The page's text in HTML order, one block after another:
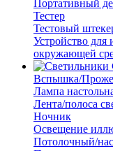
Портативный
Тестер
Тестовый
Устройство для
окружающей
Вспышка/
Лампа
Лента/полоса
Ночник
Освещение
Потолочный/